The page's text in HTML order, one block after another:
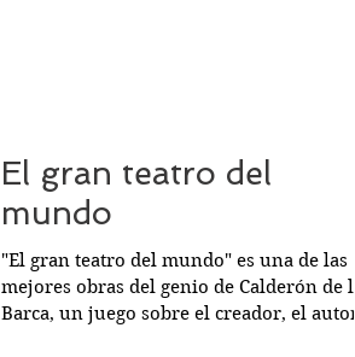
El gran teatro del
mundo
"El gran teatro del mundo" es una de las
mejores obras del genio de Calderón de la
Barca, un juego sobre el creador, el autor